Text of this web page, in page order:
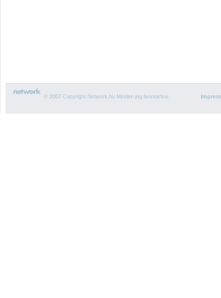
© 2007 Copyright Network.hu Minden jog fenntartva.